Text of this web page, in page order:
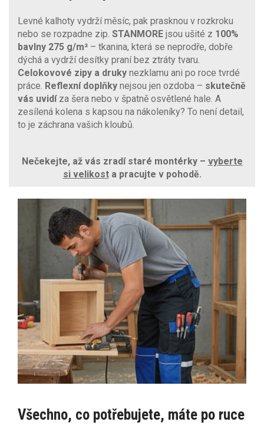
Levné kalhoty vydrží měsíc, pak prasknou v rozkroku
nebo se rozpadne zip. STANMORE jsou ušité z 100%
bavlny 275 g/m² – tkanina, která se neprodře, dobře
dýchá a vydrží desítky praní bez ztráty tvaru.
Celokovové zipy a druky nezklamu ani po roce tvrdé
práce. Reflexní doplňky nejsou jen ozdoba – skutečně
vás uvidíza šera nebo v špatně osvětlené hale. A
zesílená kolena s kapsou na nákoleníky? To není detail,
to je záchrana vašich kloubů.
Nečekejte, až vás zradí staré montérky – vyberte
si velikosta pracujte v pohodě.
Všechno, co potřebujete, máte po ruce